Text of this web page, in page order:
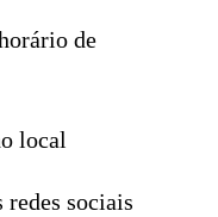
de
local
sociais